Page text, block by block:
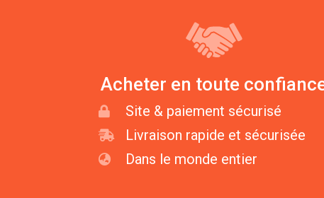
Acheter en toute
Site & paiement sécurisé
Livraison rapide et sécurisée
Dans le monde entier